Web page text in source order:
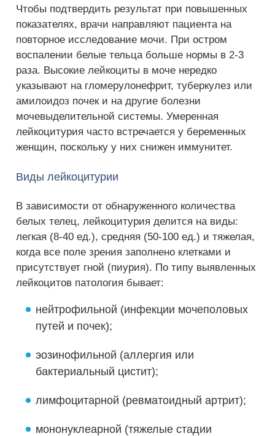
Чтобы подтвердить результат при повышенных
показателях, врачи направляют пациента на
повторное исследование мочи. При остром
воспалении белые тельца больше нормы в 2-3
раза. Высокие лейкоциты в моче нередко
указывают на гломерулонефрит, туберкулез или
амилоидоз почек и на другие болезни
мочевыделительной системы. Умеренная
лейкоцитурия часто встречается у беременных
женщин, поскольку у них снижен иммунитет.
Виды лейкоцитурии
В зависимости от обнаруженного количества
белых телец, лейкоцитурия делится на виды:
легкая (8-40 ед.), средняя (50-100 ед.) и тяжелая,
когда все поле зрения заполнено клетками и
присутствует гной (пиурия). По типу выявленных
лейкоцитов патология бывает:
нейтрофильной (инфекции мочеполовых
путей и почек);
эозинофильной (аллергия или
бактериальный цистит);
лимфоцитарной (ревматоидный артрит);
мононуклеарной (тяжелые стадии